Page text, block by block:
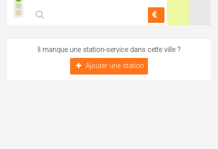
Il manque une station-service dans cette ville ?
Ajouter une station